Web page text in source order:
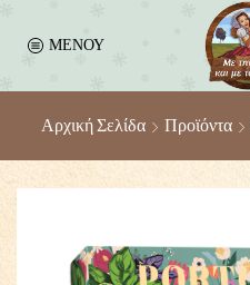
ΜΕΝΟΥ
Αρχική Σελίδα Προϊόντα